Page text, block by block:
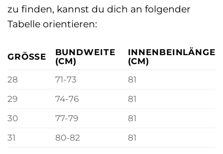
zu finden, kannst du dich an folgender
Tabelle orientieren:
GRÖSSE
BUNDWEITE
(CM)
INNENBEINLÄNGE
(CM)
28
71-73
81
29
74-76
81
30
77-79
81
31
80-82
81